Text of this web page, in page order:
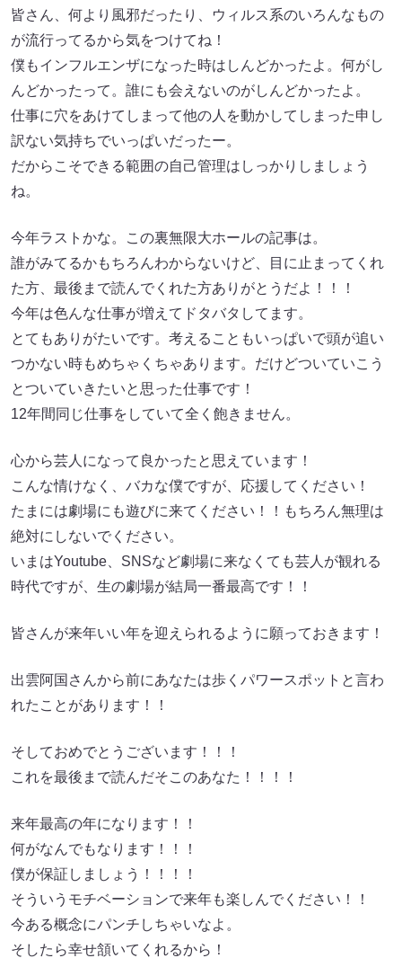
皆さん、何より風邪だったり、ウィルス系のいろんなもの
が流行ってるから気をつけてね！
僕もインフルエンザになった時はしんどかったよ。何がし
んどかったって。誰にも会えないのがしんどかったよ。
仕事に穴をあけてしまって他の人を動かしてしまった申し
訳ない気持ちでいっぱいだったー。
だからこそできる範囲の自己管理はしっかりしましょう
ね。
今年ラストかな。この裏無限大ホールの記事は。
誰がみてるかもちろんわからないけど、目に止まってくれ
た方、最後まで読んでくれた方ありがとうだよ！！！
今年は色んな仕事が増えてドタバタしてます。
とてもありがたいです。考えることもいっぱいで頭が追い
つかない時もめちゃくちゃあります。だけどついていこう
とついていきたいと思った仕事です！
12年間同じ仕事をしていて全く飽きません。
心から芸人になって良かったと思えています！
こんな情けなく、バカな僕ですが、応援してください！
たまには劇場にも遊びに来てください！！もちろん無理は
絶対にしないでください。
いまはYoutube、SNSなど劇場に来なくても芸人が観れる
時代ですが、生の劇場が結局一番最高です！！
皆さんが来年いい年を迎えられるように願っておきます！
出雲阿国さんから前にあなたは歩くパワースポットと言わ
れたことがあります！！
そしておめでとうございます！！！
これを最後まで読んだそこのあなた！！！！
来年最高の年になります！！
何がなんでもなります！！！
僕が保証しましょう！！！！
そういうモチベーションで来年も楽しんでください！！
今ある概念にパンチしちゃいなよ。
そしたら幸せ頷いてくれるから！